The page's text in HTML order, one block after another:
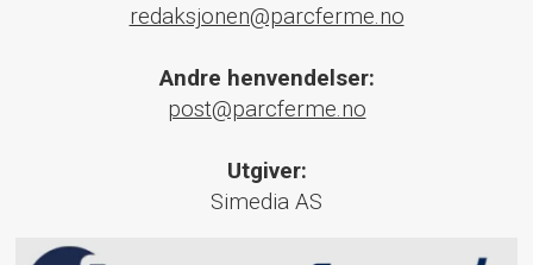
redaksjonen@parcferme.no
Andre henvendelser:
post@parcferme.no
Utgiver:
Simedia AS